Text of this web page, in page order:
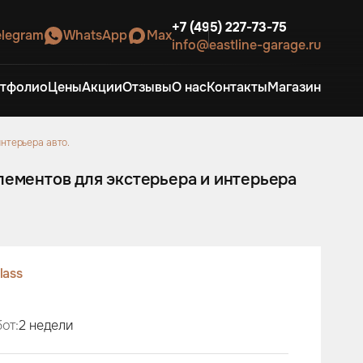
WhatsApp Max+7 (495) 227-73-75
info@eastline-garage.ru
ЦеныАкцииОтзывыО насКонтактыМагазин
и интерьера авто.
для экстерьера и интерьера
2 недели